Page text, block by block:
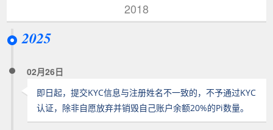
2018
2025
02月26日
即日起，提交KYC信息与注册姓名不一致的，不予通过KYC
认证，除非自愿放弃并销毁自己账户余额20%的Pi数量。